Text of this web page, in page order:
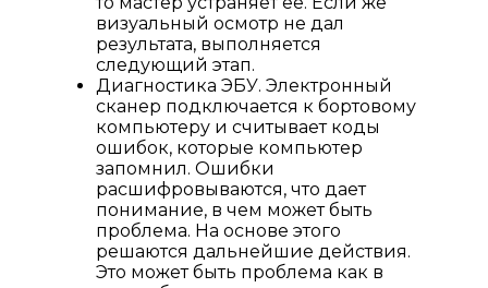
визуальный осмотр не дал
результата, выполняется
следующий этап.
Диагностика ЭБУ. Электронный
сканер подключается к бортовому
компьютеру и считывает коды
ошибок, которые компьютер
запомнил. Ошибки
расшифровываются, что дает
понимание, в чем может быть
проблема. На основе этого
решаются дальнейшие действия.
Это может быть проблема как в